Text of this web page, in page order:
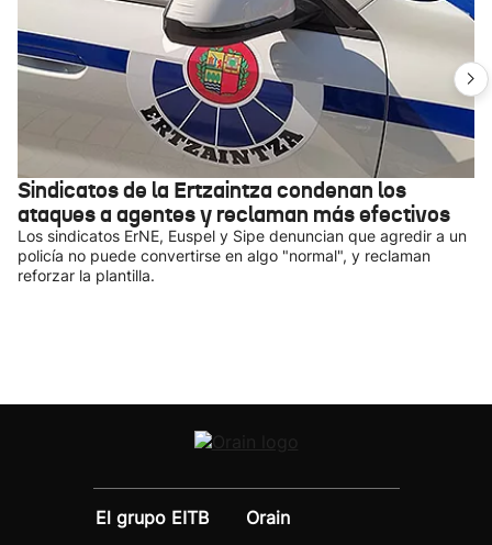
Sindicatos de la Ertzaintza condenan los
ataques a agentes y reclaman más efectivos
Los sindicatos ErNE, Euspel y Sipe denuncian que agredir a un
policía no puede convertirse en algo "normal", y reclaman
reforzar la plantilla.
El grupo EITB
Orain